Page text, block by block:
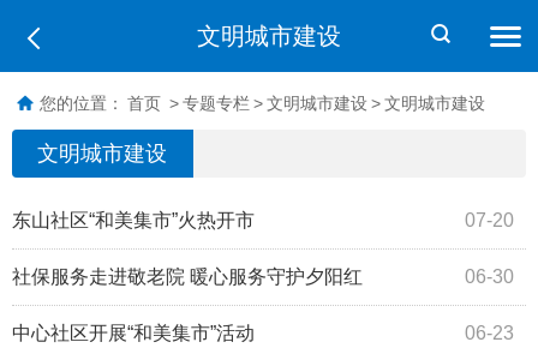
文明城市建设
您的位置： 首页 > 专题专栏 > 文明城市建设 > 文明城市建设
文明城市建设
07-20
东山社区“和美集市”火热开市
06-30
社保服务走进敬老院 暖心服务守护夕阳红
06-23
中心社区开展“和美集市”活动